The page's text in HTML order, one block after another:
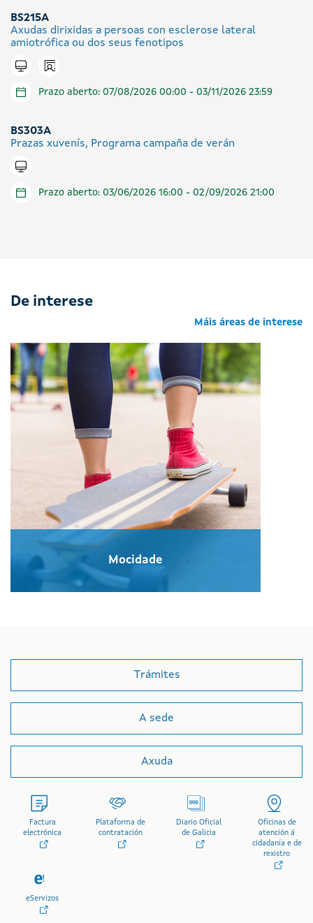
BS215A
Axudas dirixidas a persoas con esclerose lateral
amiotrófica ou dos seus fenotipos
Tramitar en liña
Icono presencial
Prazo aberto: 07/08/2026 00:00 - 03/11/2026 23:59
BS303A
Prazas xuvenís, Programa campaña de verán
Tramitar en liña
Prazo aberto: 03/06/2026 16:00 - 02/09/2026 21:00
De interese
Máis áreas de interese
Mocidade
Trámites
A sede
Axuda
Factura
electrónica
Plataforma de
contratación
Diario Oficial
de Galicia
Oficinas de
atención á
cidadanía e de
rexistro
eServizos